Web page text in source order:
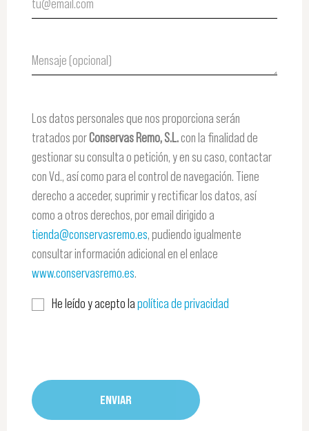
Los datos personales que nos proporciona serán
tratados porConservas Remo, S.L.con la finalidad de
gestionar su consulta o petición, y en su caso, contactar
con Vd., así como para el control de navegación. Tiene
derecho a acceder, suprimir y rectificar los datos, así
como a otros derechos, por email dirigido a
tienda@conservasremo.es, pudiendo igualmente
consultar información adicional en el enlace
www.conservasremo.es.
He leído y acepto lapolítica de privacidad